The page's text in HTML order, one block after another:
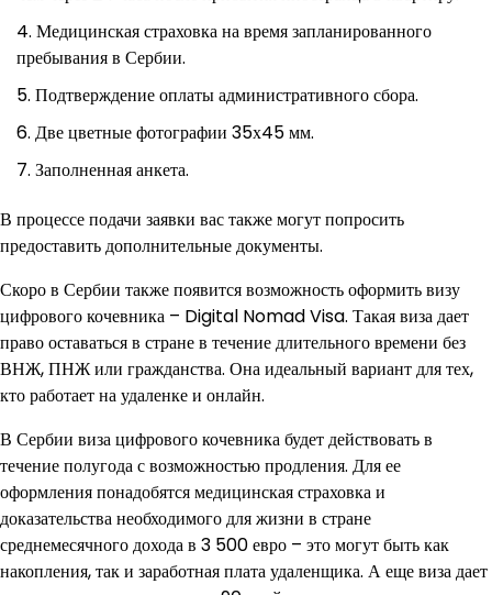
Медицинская страховка на время запланированного
пребывания в Сербии.
Подтверждение оплаты административного сбора.
Две цветные фотографии 35х45 мм.
Заполненная анкета.
В процессе подачи заявки вас также могут попросить
предоставить дополнительные документы.
Скоро в Сербии также появится возможность оформить визу
цифрового кочевника – Digital Nomad Visa. Такая виза дает
право оставаться в стране в течение длительного времени без
ВНЖ, ПНЖ или гражданства. Она идеальный вариант для тех,
кто работает на удаленке и онлайн.
В Сербии виза цифрового кочевника будет действовать в
течение полугода с возможностью продления. Для ее
оформления понадобятся медицинская страховка и
доказательства необходимого для жизни в стране
среднемесячного дохода в 3 500 евро – это могут быть как
накопления, так и заработная плата удаленщика. А еще виза дает